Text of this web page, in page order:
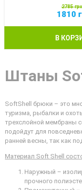
2785грн
1810
В
Штаны
SoftShell брюки – это
туризма, рыбалки и
трехслойной мембраны
подойдут для
ранней весны, так как
Материал Soft Shell
Наружный –
прочного